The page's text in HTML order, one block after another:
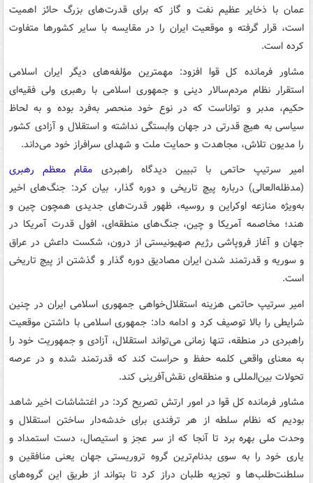
عمان با ذخایر عظیم نفت و گاز که برای قدرت‌های بزرگ حائز اهمیت
است، قرار گرفته و موقعیت ایران را در مقایسه با سایر کشورها متفاوت
کرده است.
مشاور فرمانده کل قوا افزود: مهمترین مؤلفه‌های دیگر ایران اسلامی
استقرار نظام مردم‌سالار دینی و جمهوری اسلامی با رهبری ولی فقیه‌ای
حکیم، مدبر و تواناست که در نوع خود منحصر به‌فرد بوده و به لحاظ
سیاسی به هیچ قدرتی در جهان وابستگی نداشته و استقلال و آزادی کشور
را مدیون تلاش، مجاهدت و حمایت ملت و شهدای سرافراز خود می‌داند.
امیر سرتیپ حاتمی با تبیین دیدگاه راهبردی مقام معظم رهبری
(مدظله‌العالی) درباره پیچ تاریخی و دوره گذار، بیان کرد: جنگ‌های اخیر
به‌ویژه منازعه اوکراین و روسیه، ظهور قدرت‌های جدیدی همچون چین و
هند؛ مخاصمه آمریکا و چین، جنگ‌های منطقه‌ای، افول قدرت آمریکا در
جهان و آغاز فروپاشی رژیم صهیونیستی از درون، شکست داعش در عراق
و سوریه و قدرتمند شدن ایران مصادیق دوره گذار و گذشتن از پیچ تاریخی
است.
امیر سرتیپ حاتمی هزینه استقلال‌خواهی جمهوری اسلامی ایران در چنین
شرایطی را بالا توصیف کرد و ادامه داد: جمهوری اسلامی با داشتن موقعیت
راهبردی در منطقه، تنها زمانی می‌تواند استقلال، آزادی و جمهوریت خود را
به معنای واقعی کلمه حفظ و حراست کند که قدرتمند شده و در عرصه
تحولات بین‌المللی و منطقه‌ای نقش‌آفرینی کند.
مشاور فرمانده کل قوا در امور ارتش تصریح کرد: در اغتشاشات اخیر شاهد
بودیم که نظام سلطه از هر ترفندی برای خدشه‌دار ساختن استقلال و
وحدت ملی بهره برد تا آنجا که از سر عجز و استیصال، دست استمداد و
یاری خود را به سوی بدنام‌ترین گروه تروریستی جهان یعنی منافقین و
سلطنت‌طلب‌ها و تجزیه طلبان دراز کرد تا بتواند از طریق این گروه‌های